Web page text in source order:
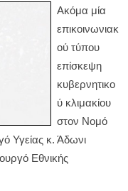
Ακόμα μία
επικοινωνιακ
ού τύπου
επίσκεψη
κυβερνητικο
ύ κλιμακίου
στον Νομό
Υγείας κ. Άδωνι
Εθνικής